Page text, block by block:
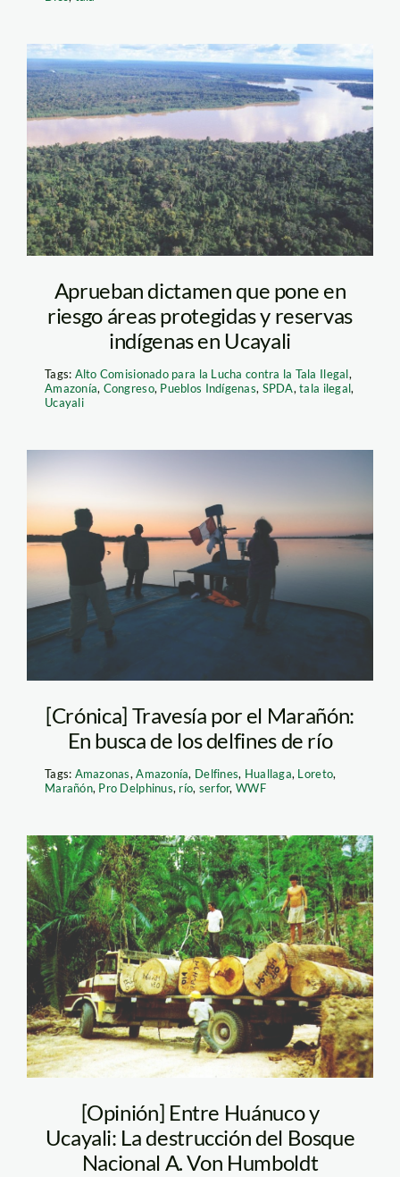
ucayali – andina
Aprueban dictamen que pone en
riesgo áreas protegidas y reservas
indígenas en Ucayali
Tags: Alto Comisionado para la Lucha contra la Tala Ilegal,
Amazonía, Congreso, Pueblos Indígenas, SPDA,tala ilegal,
Ucayali
CEREMONIA DE
CHAMANES
[Crónica] Travesía por el Marañón:
En busca de los delfines de río
Tags: Amazonas,Amazonía, Delfines, Huallaga, Loreto,
Marañón, Pro Delphinus, río, serfor, WWF
von humbolt – inia
[Opinión] Entre Huánuco y
Ucayali: La destrucción del Bosque
Nacional A. Von Humboldt